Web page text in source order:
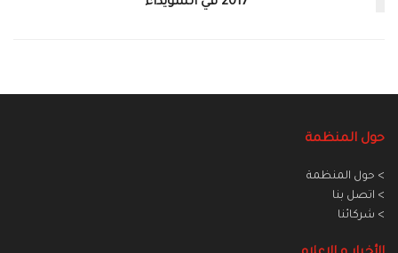
حول المنظمة
> حول المنظمة
> اتصل بنا
> شركائنا